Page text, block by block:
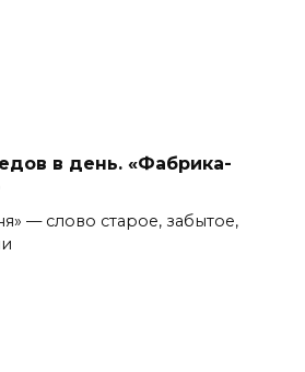
в день. «Фабрика-
— слово старое, забытое,